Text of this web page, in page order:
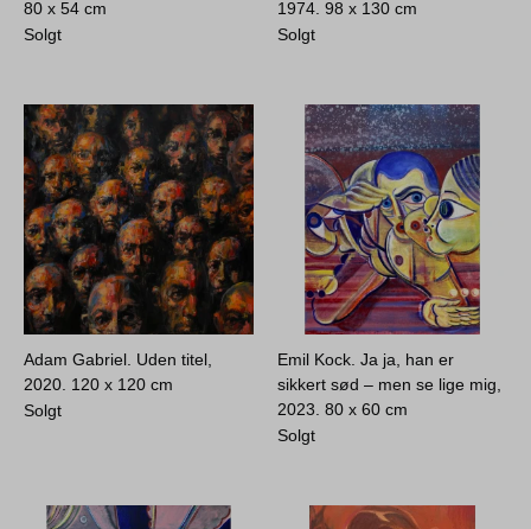
80 x 54 cm
Solgt
1974.98 x 130 cm
Solgt
Adam Gabriel. Uden titel,
2020. 120 x 120 cm
Solgt
Emil Kock. Ja ja, han er
sikkert sød – men se lige mig,
2023.80 x 60 cm
Solgt